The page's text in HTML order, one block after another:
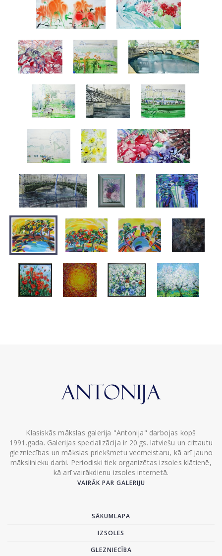
Klasiskās mākslas galerija "Antonija" darbojas kopš
1991.gada. Galerijas specializācija ir 20.gs. latviešu un cittautu
glezniecības un mākslas priekšmetu vecmeistaru, kā arī jauno
mākslinieku darbi. Periodiski tiek organizētas izsoles klātienē,
kā arī vairākdienu izsoles internetā.
VAIRĀK PAR GALERIJU
SĀKUMLAPA
IZSOLES
GLEZNIECĪBA